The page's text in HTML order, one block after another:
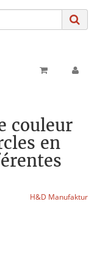
couleur
en
H&D Manufaktur